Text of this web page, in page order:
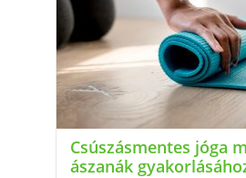
Csúszásmentes jóga
ászanák